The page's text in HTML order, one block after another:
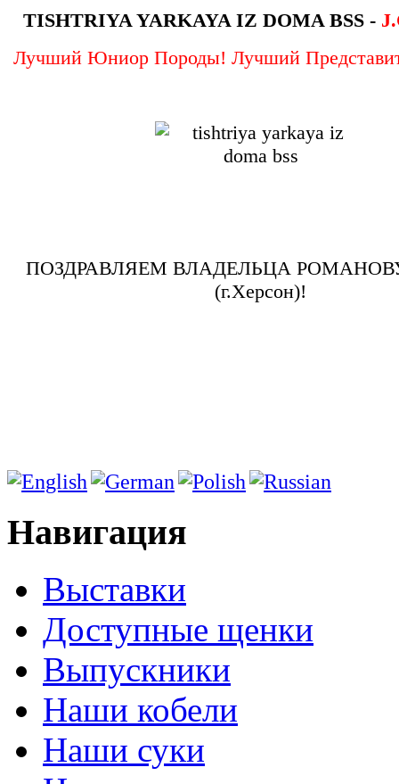
TISHTRIYA YARKAYA IZ DOMA BSS -
Лучший Юниор Породы! Лучший
ПОЗДРАВЛЯЕМ ВЛАДЕЛЬЦА
(г.Херсон)!
Навигация
Выставки
Доступные щенки
Выпускники
Наши кобели
Наши суки